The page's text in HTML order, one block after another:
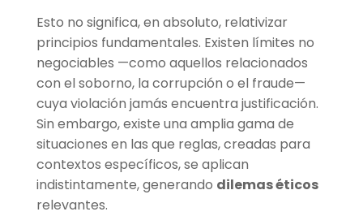
Esto no significa, en absoluto, relativizar
principios fundamentales. Existen límites no
negociables —como aquellos relacionados
con el soborno, la corrupción o el fraude—
cuya violación jamás encuentra justificación.
Sin embargo, existe una amplia gama de
situaciones en las que reglas, creadas para
contextos específicos, se aplican
indistintamente, generando dilemas éticos
relevantes.